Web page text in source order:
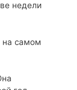
недели
на самом